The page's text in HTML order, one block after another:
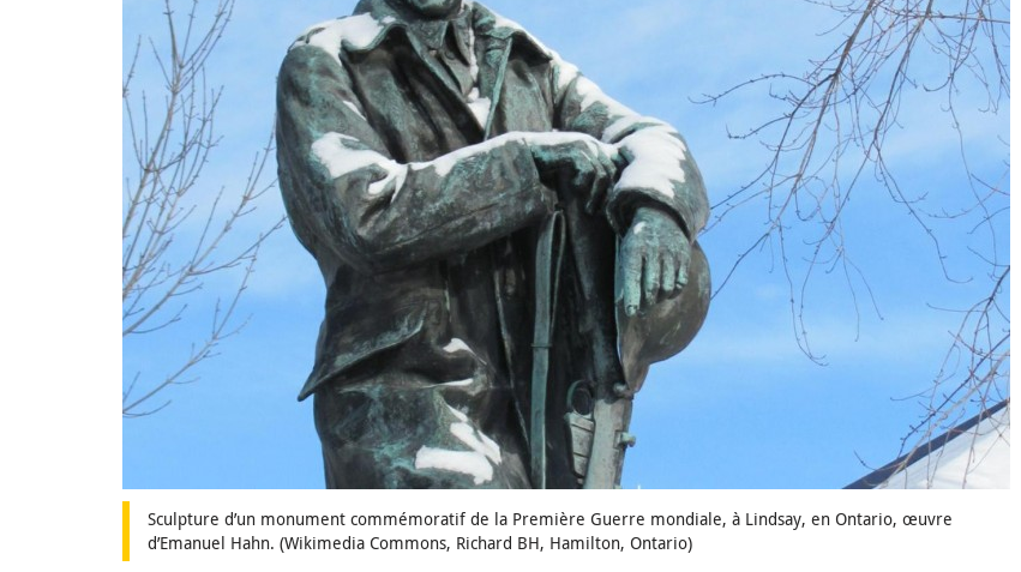
Sculpture d’un monument commémoratif de la Première Guerre mondiale, à Lindsay, en Ontario, œuvre
d’Emanuel Hahn. (Wikimedia Commons, Richard BH, Hamilton, Ontario)